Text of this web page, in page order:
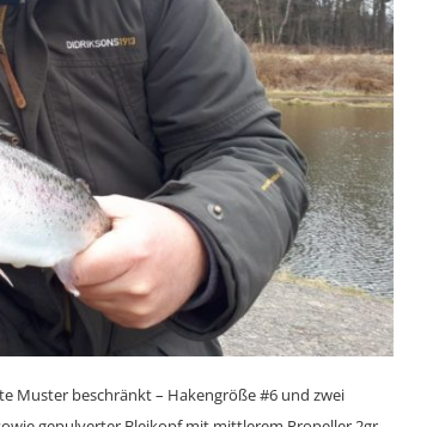
Muster beschränkt – Hakengröße #6 und zwei